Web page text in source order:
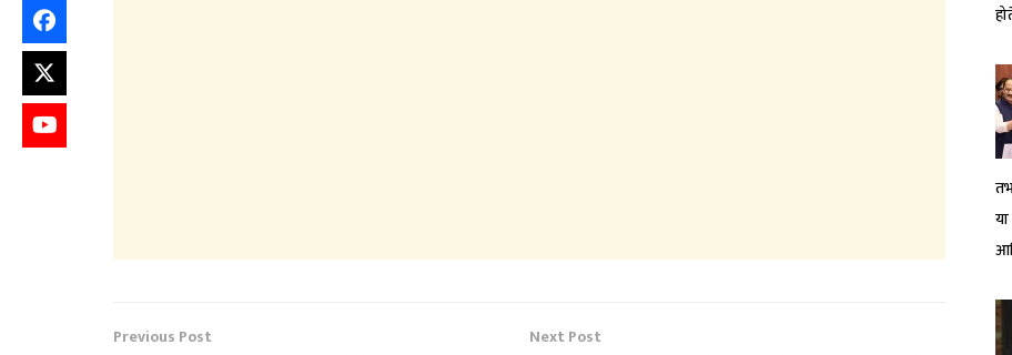
Previous Post Next Post